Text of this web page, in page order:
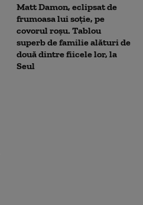
Matt Damon, eclipsat de
frumoasa lui soție, pe
covorul roșu. Tablou
superb de familie alături de
două dintre fiicele lor, la
Seul